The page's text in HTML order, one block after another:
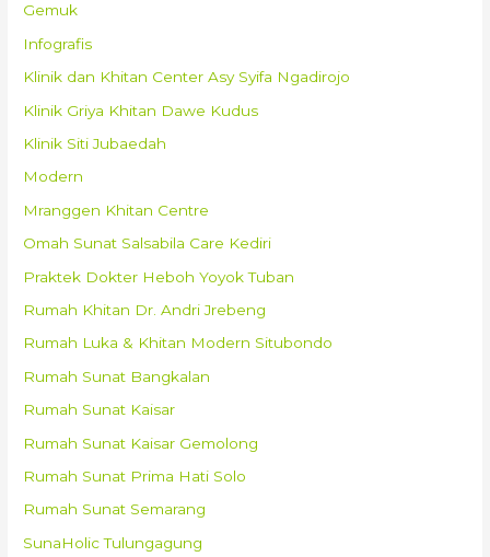
Gemuk
Infografis
Klinik dan Khitan Center Asy Syifa Ngadirojo
Klinik Griya Khitan Dawe Kudus
Klinik Siti Jubaedah
Modern
Mranggen Khitan Centre
Omah Sunat Salsabila Care Kediri
Praktek Dokter Heboh Yoyok Tuban
Rumah Khitan Dr. Andri Jrebeng
Rumah Luka & Khitan Modern Situbondo
Rumah Sunat Bangkalan
Rumah Sunat Kaisar
Rumah Sunat Kaisar Gemolong
Rumah Sunat Prima Hati Solo
Rumah Sunat Semarang
SunaHolic Tulungagung